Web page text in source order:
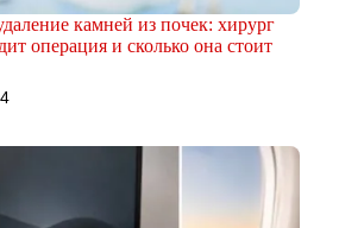
камней из почек: хирург
операция и сколько она стоит